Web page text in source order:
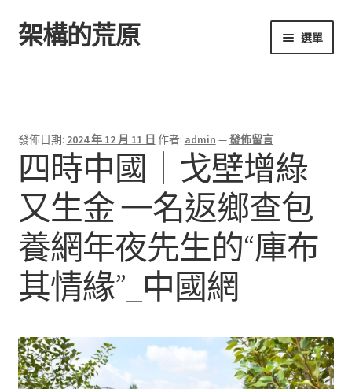
跳
至
跳
至
架構的荒原 選單
發佈日期: 2024 年 12 月 11 日 作者: admin —發佈留言
四時中國｜戈壁增綠
又生金 一名返鄉查包
養網年夜先生的“庫布
其情緣”_中國網